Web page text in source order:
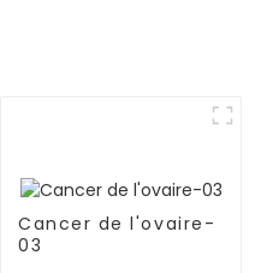
Cancer de l'ovaire-
03